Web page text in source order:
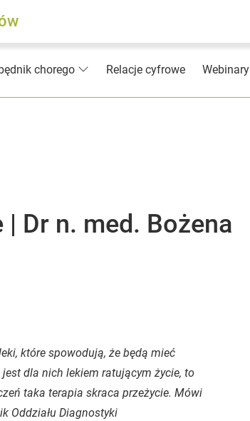
chorego Relacje cyfrowe Webinary
Dr n. med. Bożena
które spowodują, że będą mieć
dla nich lekiem ratującym życie, to
taka terapia skraca przeżycie. Mówi
Oddziału Diagnostyki